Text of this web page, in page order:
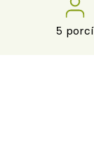
5 porcí